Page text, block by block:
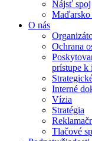
Nájsť spoj
Maďarsko
O nás
Ochrana
prístupe k
Interné
Vízia
Stratégia
Tlačové